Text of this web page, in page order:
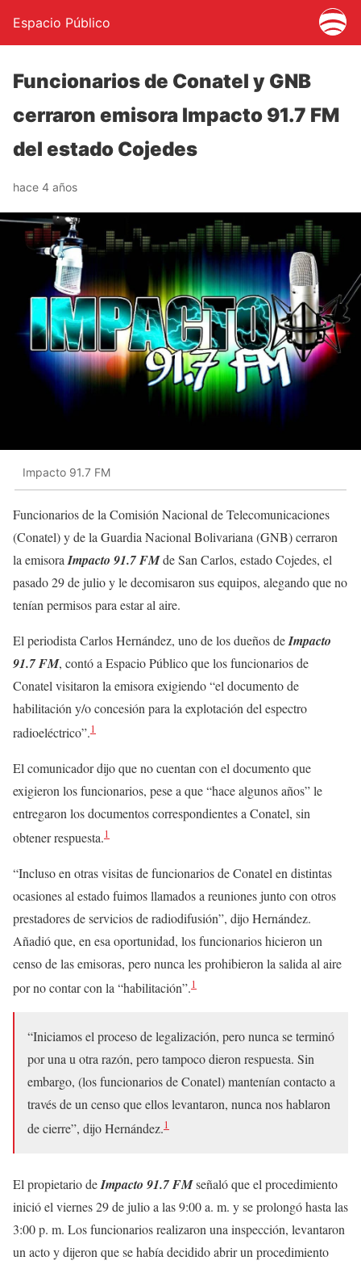
Espacio Público
Funcionarios de Conatel y GNB
cerraron emisora Impacto 91.7 FM
del estado Cojedes
hace 4 años
Impacto 91.7 FM
Funcionarios de la Comisión Nacional de Telecomunicaciones
(Conatel) y de la Guardia Nacional Bolivariana (GNB) cerraron
la emisora Impacto 91.7 FMde San Carlos, estado Cojedes, el
pasado 29 de julio y le decomisaron sus equipos, alegando que no
tenían permisos para estar al aire.
El periodista Carlos Hernández, uno de los dueños deImpacto
91.7 FM, contó a Espacio Público que los funcionarios de
Conatel visitaron la emisora exigiendo “el documento de
habilitación y/o concesión para la explotación del espectro
radioeléctrico”.1
El comunicador dijo que no cuentan con el documento que
exigieron los funcionarios, pese a que “hace algunos años” le
entregaron los documentos correspondientes a Conatel, sin
obtener respuesta.1
“Incluso en otras visitas de funcionarios de Conatel en distintas
ocasiones al estado fuimos llamados a reuniones junto con otros
prestadores de servicios de radiodifusión”, dijo Hernández.
Añadió que, en esa oportunidad, los funcionarios hicieron un
censo de las emisoras, pero nunca les prohibieron la salida al aire
por no contar con la “habilitación”.1
“Iniciamos el proceso de legalización, pero nunca se terminó
por una u otra razón, pero tampoco dieron respuesta. Sin
embargo, (los funcionarios de Conatel) mantenían contacto a
través de un censo que ellos levantaron, nunca nos hablaron
de cierre”, dijo Hernández.1
El propietario deImpacto 91.7 FMseñaló que el procedimiento
inició el viernes 29 de julio a las 9:00 a. m. y se prolongó hasta las
3:00 p. m. Los funcionarios realizaron una inspección, levantaron
un acto y dijeron que se había decidido abrir un procedimiento